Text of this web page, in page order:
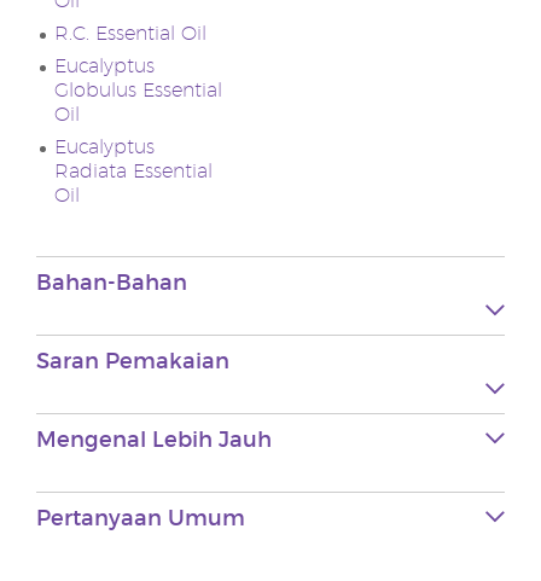
R.C. Essential Oil
Eucalyptus
Globulus Essential
Oil
Eucalyptus
Radiata Essential
Oil
Bahan-Bahan
Saran Pemakaian
Mengenal Lebih Jauh
Pertanyaan Umum